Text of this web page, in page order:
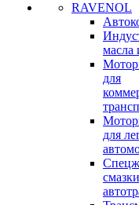
RAVENOL
масла
для
для